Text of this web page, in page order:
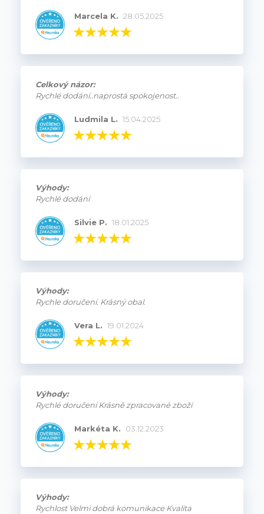
Marcela K. 28.05.2025
Celkový názor:
Rychlé dodání..naprostá spokojenost..
Ludmila L. 15.04.2025
Výhody:
Rychlé dodání
Silvie P. 18.01.2025
Výhody:
Rychle doručení. Krásný obal.
Vera L. 19.01.2024
Výhody:
Rychlé doručení Krásně zpracované zboží
Markéta K. 03.12.2023
Výhody:
Rychlost Velmi dobrá komunikace Kvalita